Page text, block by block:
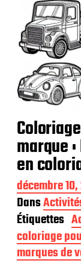
marque
en
D
a
t
e
d
e
p
décembre
Dans
Étiquettes
coloriage
marques de